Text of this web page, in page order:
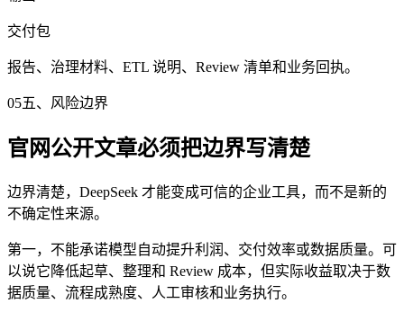
交付包
报告、治理材料、ETL 说明、Review 清单和业务回执。
05五、风险边界
官网公开文章必须把边界写清楚
边界清楚，DeepSeek 才能变成可信的企业工具，而不是新的
不确定性来源。
第一，不能承诺模型自动提升利润、交付效率或数据质量。可
以说它降低起草、整理和 Review 成本，但实际收益取决于数
据质量、流程成熟度、人工审核和业务执行。